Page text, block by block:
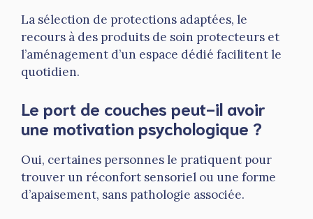
La sélection de protections adaptées, le
recours à des produits de soin protecteurs et
l’aménagement d’un espace dédié facilitent le
quotidien.
Le port de couches peut-il avoir
une motivation psychologique ?
Oui, certaines personnes le pratiquent pour
trouver un réconfort sensoriel ou une forme
d’apaisement, sans pathologie associée.